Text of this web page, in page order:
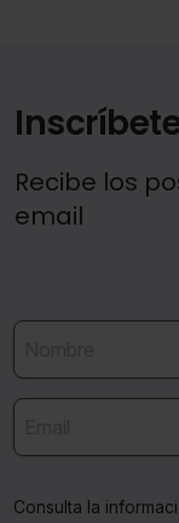
Recibe los
email
Consulta la